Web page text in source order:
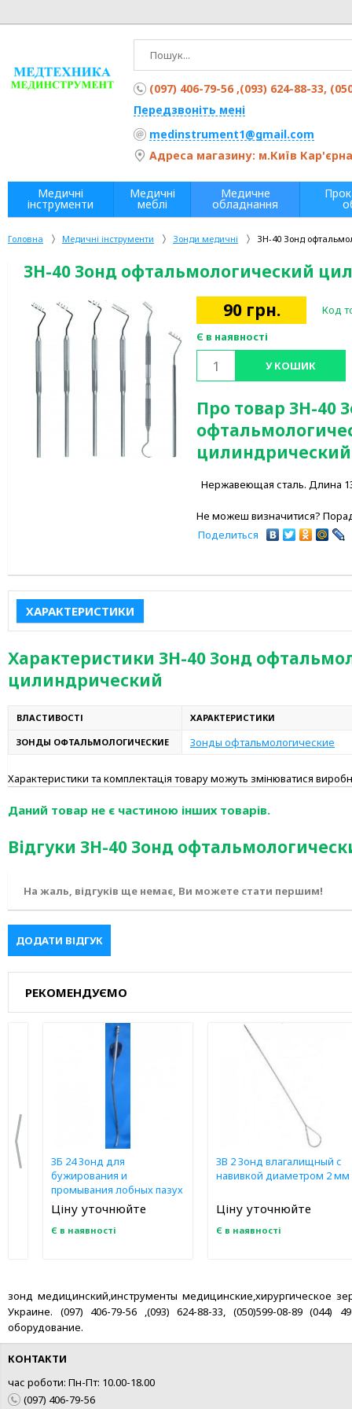
Головна Медичні інструменти Зонди медичні ЗН-40 Зонд
ЗН-40 Зонд офтальмологический
90 грн.
Код
Є в наявності
У КОШИК
Про товар ЗН-40
цилиндрический
Нержавеющая сталь. Длина
Не можеш визначитися?
Поделиться
ХАРАКТЕРИСТИКИ
Характеристики ЗН-40 Зонд
цилиндрический
ВЛАСТИВОСТІ ХАРАКТЕРИСТИКИ
ЗОНДЫ ОФТАЛЬМОЛОГИЧЕСКИЕ Зонды офтальмологические
Характеристики та комплектація товару можуть змінюватися
Даний товар не є частиною інших товарів.
Відгуки ЗН-40 Зонд
На жаль, відгуків ще немає, Ви можете стати першим!
ДОДАТИ ВІДГУК
РЕКОМЕНДУЄМО
ЗБ 24 Зонд для
бужирования и
промывания лобных пазух
Ціну уточнюйте
Є в наявності
ЗВ 2 Зонд влагалищный с
навивкой диаметром 2 мм
Ціну уточнюйте
Є в наявності
зонд медицинский,инструменты медицинские,хирургическое
Украине. (097) 406-79-56 ,(093) 624-88-33, (050)599-08-89
оборудование.
(097) 406-79-56 ,(093) 624-88-33,
Передзвоніть мені
medinstrument1@gmail.com
Адреса магазину: м.Київ
Медичні
інструменти
Медичні
меблі
Медичне
обладнання
КОНТАКТИ
час роботи: Пн-Пт: 10.00-18.00
(097) 406-79-56